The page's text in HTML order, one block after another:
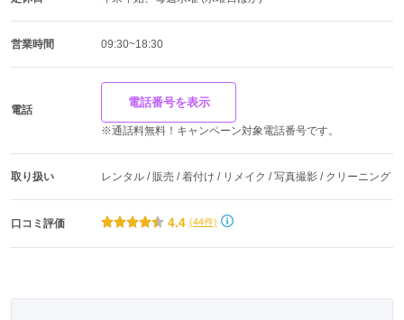
営業時間 09:30~18:30
電話
電話番号を表示
※通話料無料！キャンペーン対象電話番号です。
取り扱い レンタル / 販売 / 着付け / リメイク / 写真撮影 / クリーニング
口コミ評価 4.4 (44件)